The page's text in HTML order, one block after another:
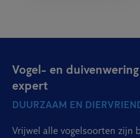
Vogel- en
expert
DUURZAAM EN
Vrijwel alle vogelsoorten zijn